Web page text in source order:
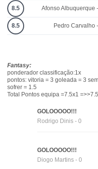
8.5 Afonso Albuquerque
8.5 Pedro Carvalho
Fantasy:
ponderador classificação:1x
pontos: vitoria = 3 goleada = 3
sofrer = 1.5
Total Pontos equipa =7.5x1 =>>7.5
GOLOOOOO!!!
Rodrigo Dinis - 0
GOLOOOOO!!!
Diogo Martins - 0